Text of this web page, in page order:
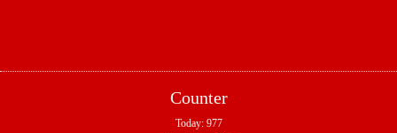
Counter
Today: 977